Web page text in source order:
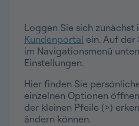
Loggen Sie sich zunächst
Kundenportal ein. Auf der
im Navigationsmenü
Einstellungen.
Hier finden Sie
einzelnen Optionen
der kleinen Pfeile (>)
ändern können.